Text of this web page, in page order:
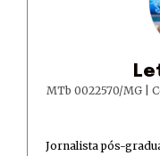
MTb 0022570/MG |
Jornalista pós-